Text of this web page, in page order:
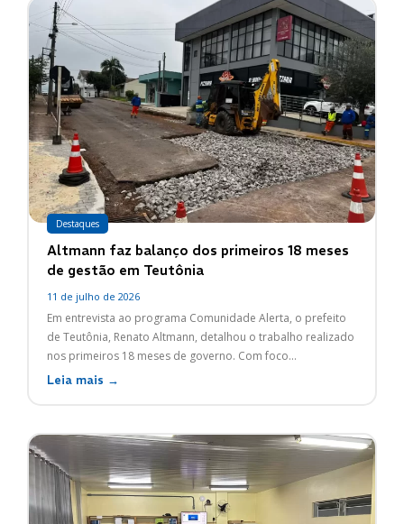
Destaques
Altmann faz balanço dos primeiros 18 meses
de gestão em Teutônia
11 de julho de 2026
Em entrevista ao programa Comunidade Alerta, o prefeito
de Teutônia, Renato Altmann, detalhou o trabalho realizado
nos primeiros 18 meses de governo. Com foco...
Leia mais →